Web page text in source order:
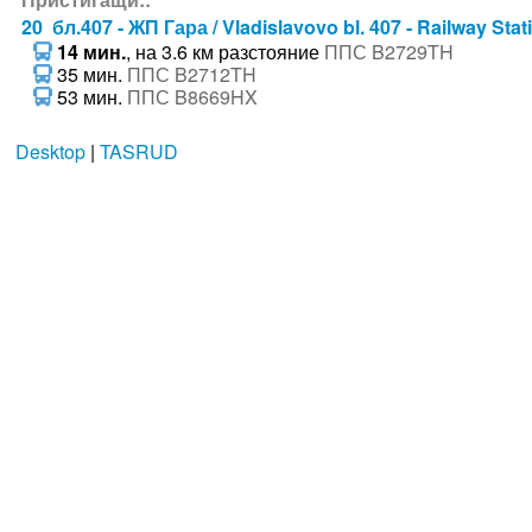
20 бл.407 - ЖП Гара / Vladislavovo bl. 407 - Railway
14 мин., на 3.6 км разстояние ППС B2729TH
35 мин. ППС B2712TH
53 мин. ППС B8669HX
Desktop| TASRUD